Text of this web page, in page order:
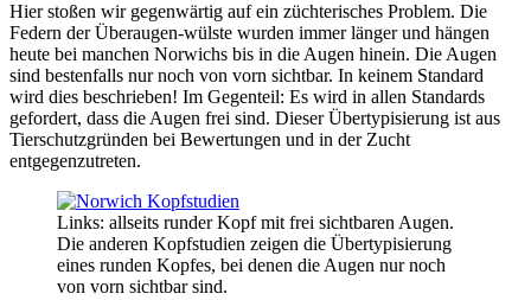
Hier stoßen wir gegenwärtig auf ein züchterisches Problem. Die
Federn der Überaugen-wülste wurden immer länger und hängen
heute bei manchen Norwichs bis in die Augen hinein. Die Augen
sind bestenfalls nur noch von vorn sichtbar. In keinem Standard
wird dies beschrieben! Im Gegenteil: Es wird in allen Standards
gefordert, dass die Augen frei sind. Dieser Übertypisierung ist aus
Tierschutzgründen bei Bewertungen und in der Zucht
entgegenzutreten.
Links: allseits runder Kopf mit frei sichtbaren Augen.
Die anderen Kopfstudien zeigen die Übertypisierung
eines runden Kopfes, bei denen die Augen nur noch
von vorn sichtbar sind.